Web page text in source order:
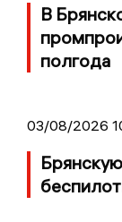
В
полгода
03/08/2026